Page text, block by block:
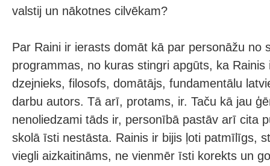
valstij un nākotnes cilvēkam?
Par Raini ir ierasts domāt kā par personāžu no
programmas, no kuras stingri apgūts, ka Rainis
dzejnieks, filosofs, domātājs, fundamentālu
darbu autors. Tā arī, protams, ir. Taču kā jau
nenoliedzami tāds ir, personībā pastāv arī cita
skolā īsti nestāsta. Rainis ir bijis ļoti patmīlīgs,
viegli aizkaitināms, ne vienmēr īsti korekts un